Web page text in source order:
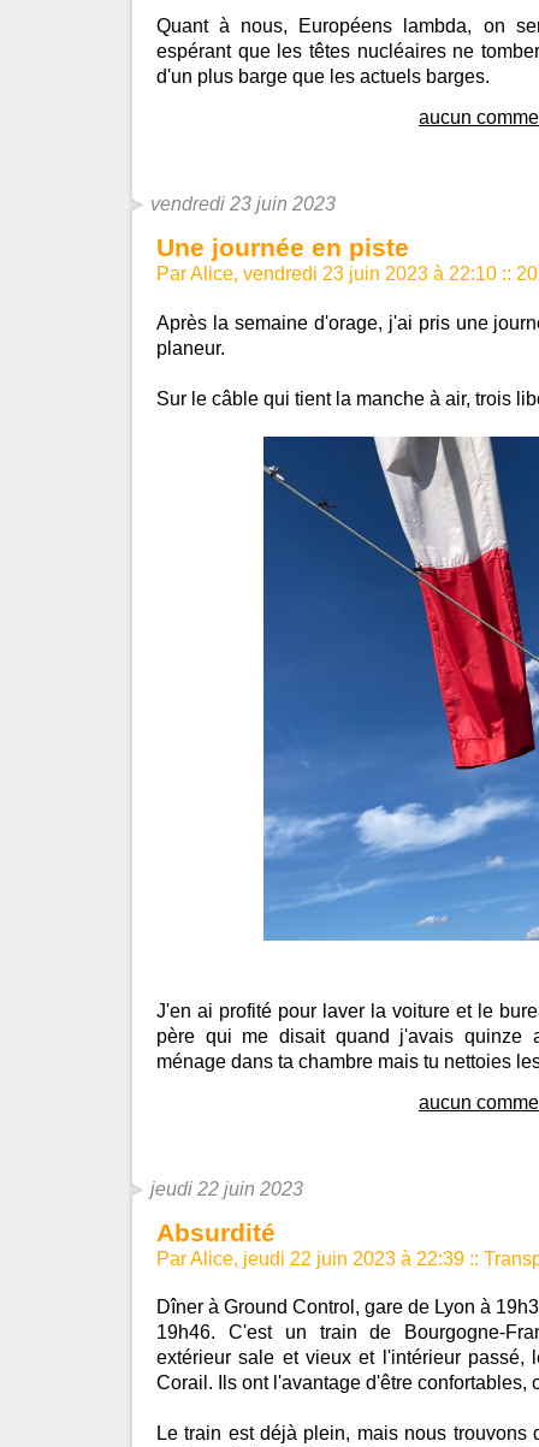
Quant à nous, Européens lambda, on
espérant que les têtes nucléaires ne
d'un plus barge que les actuels barges.
aucun
vendredi 23 juin 2023
Une journée en piste
Par Alice, vendredi 23 juin 2023 à 22:10 ::
Après la semaine d'orage, j'ai pris une
planeur.
Sur le câble qui tient la manche à air, trois
J'en ai profité pour laver la voiture et le
père qui me disait quand j'avais quinze
ménage dans ta chambre mais tu nettoies
aucun
jeudi 22 juin 2023
Absurdité
Par Alice, jeudi 22 juin 2023 à 22:39 ::
Dîner à Ground Control, gare de Lyon à
19h46. C'est un train de Bourgogne-
extérieur sale et vieux et l'intérieur passé,
Corail. Ils ont l'avantage d'être confortables,
Le train est déjà plein, mais nous trouvons